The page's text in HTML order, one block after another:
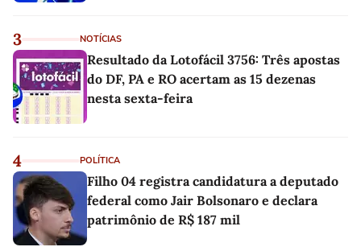
3 NOTÍCIAS
Resultado da Lotofácil 3756: Três apostas
do DF, PA e RO acertam as 15 dezenas
nesta sexta-feira
4 POLÍTICA
Filho 04 registra candidatura a deputado
federal como Jair Bolsonaro e declara
patrimônio de R$ 187 mil